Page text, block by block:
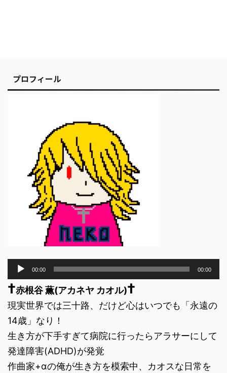
プロフィール
プ
ー
ヤ
ー
00:00 00:00
†赤根谷 薫(アカネヤ カオル)†
現実世界では三十路、だけど心はいつでも「永遠の
14歳」なり！
生き方が下手すぎて病院に行ったらアラサーにして
発達障害(ADHD)が発覚
作曲家+αの俺が生き方を模索中、カオスな日常を